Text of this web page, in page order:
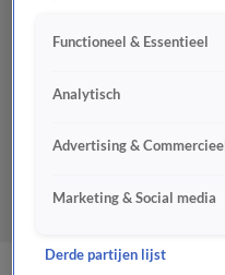
Functioneel & Essentieel
Analytisch
Advertising & Commercieel
Marketing & Social media
Derde partijen lijst